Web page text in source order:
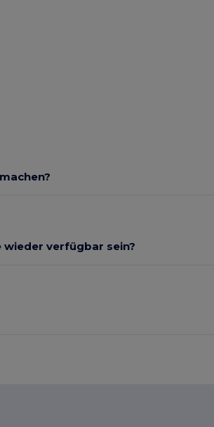
wieder verfügbar sein?